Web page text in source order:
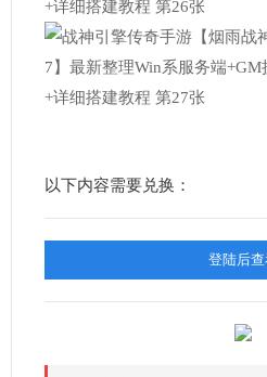
以下内容需要兑换：
登陆后查